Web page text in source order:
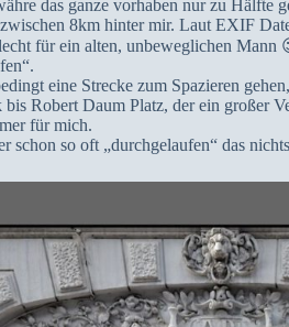
das ganze vorhaben nur zu Hälfte
8km hinter mir. Laut EXIF
für ein alten, unbeweglichen Mann
eine Strecke zum Spazieren
bis Robert Daum Platz, der ein großer
für mich.
schon so oft „durchgelaufen“ das